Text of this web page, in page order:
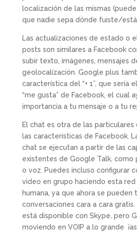
localización de las mismas
que nadie sepa dónde fuiste/
Las actualizaciones de estado o
posts son similares a Facebook
subir texto, imágenes, mensajes
geolocalización. Google plus
característica del “+ 1”, que sería
“me gusta” de Facebook, el cual
importancia a tu mensaje o a tu
El chat es otra de las particulares
las características de Facebook.
chat se ejecutan a partir de las
existentes de Google Talk, como
o voz. Puedes incluso configurar
video en grupo haciendo esta red
humana, ya que ahora se pueden
conversaciones cara a cara
está disponible con Skype, pero
moviendo en VOIP a lo grande